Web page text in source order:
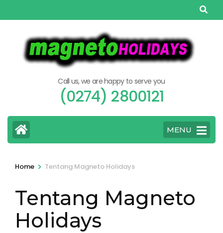
to
content
(Press
Enter)
Call us, we are happy to serve you
(0274) 2800121
MENU
Home > Tentang Magneto Holidays
Tentang Magneto
Holidays